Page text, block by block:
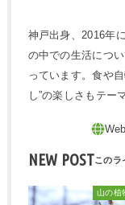
神戸出身、2016年
の中での生活につ
っています。食や
し”の楽しさもテー
NEW POST
山の植